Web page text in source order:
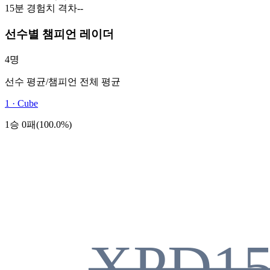
15분 경험치 격차--
선수별 챔피언 레이더
4명
선수 평균/챔피언 전체 평균
1 · Cube
1승 0패(100.0%)